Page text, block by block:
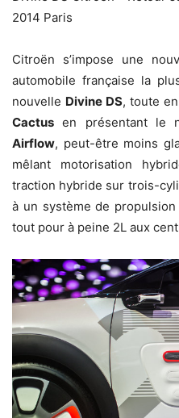
2014 Paris
Citroën s’impose une
automobile française la
nouvelle Divine DS, toute
Cactus en présentant le
Airflow, peut-être moins
mêlant motorisation
traction hybride sur trois-
à un système de
tout pour à peine 2L aux